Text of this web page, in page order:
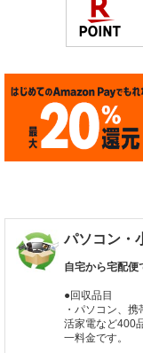
パソコン・
自宅から宅配便
●回収品目
・パソコン、
活家電など400
一料金です。